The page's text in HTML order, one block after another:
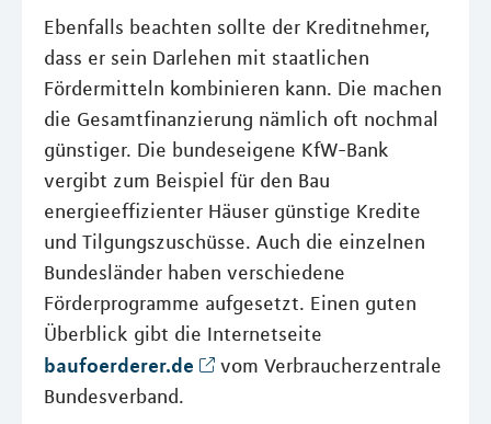
Ebenfalls beachten sollte der Kreditnehmer,
dass er sein Darlehen mit staatlichen
Fördermitteln kombinieren kann. Die machen
die Gesamtfinanzierung nämlich oft nochmal
günstiger. Die bundeseigene KfW-Bank
vergibt zum Beispiel für den Bau
energieeffizienter Häuser günstige Kredite
und Tilgungszuschüsse. Auch die einzelnen
Bundesländer haben verschiedene
Förderprogramme aufgesetzt. Einen guten
Überblick gibt die Internetseite
baufoerderer.de
vom Verbraucherzentrale
Bundesverband.